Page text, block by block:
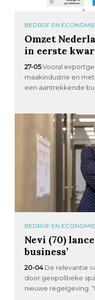
BEDRIJF EN ECONOMIE
Omzet
in eerste
27-05Vooral
maakindustrie en
een aantrekkende
BEDRIJF EN ECONOMIE
Nevi (70)
business’
20-04 De relevantie
door geopolitieke
nieuwe regelgeving.